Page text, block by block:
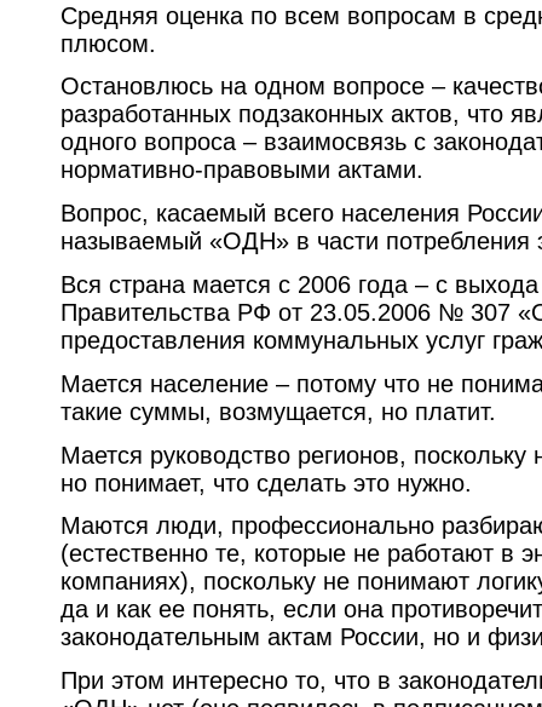
Средняя оценка по всем вопросам в
плюсом.
Остановлюсь на одном вопросе –
разработанных подзаконных актов, что
одного вопроса – взаимосвязь с
нормативно-правовыми актами.
Вопрос, касаемый всего населения
называемый «ОДН» в части потребления
Вся страна мается с 2006 года – с
Правительства РФ от 23.05.2006 № 307
предоставления коммунальных услуг
Мается население – потому что не
такие суммы, возмущается, но платит.
Мается руководство регионов, поскольку
но понимает, что сделать это нужно.
Маются люди, профессионально
(естественно те, которые не работают в
компаниях), поскольку не понимают
да и как ее понять, если она
законодательным актам России, но и
При этом интересно то, что в